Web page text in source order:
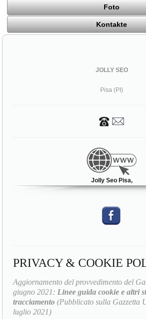
Foto
Kontakte
JOLLY SEO
Pisa (PI)
Jolly Seo Pisa,
PRIVACY & COOKIE
Aggiornamento del provvedimento del
giugno 2021: Linee guida cookie e altri
tracciamento (Pubblicato sulla Gazzetta
luglio 2021)